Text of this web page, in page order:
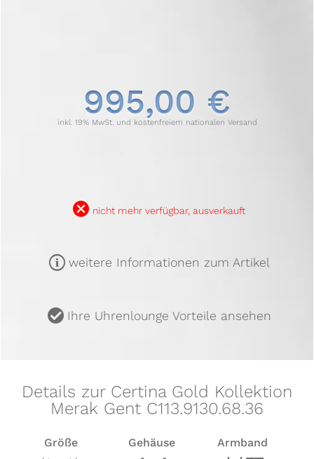
995,00 €
inkl. 19% MwSt. und kostenfreiem nationalen Versand
B nicht mehr verfügbar, ausverkauft
m weitere Informationen zum Artikel
u Ihre Uhrenlounge Vorteile ansehen
Details zur Certina Gold Kollektion
Merak Gent C113.9130.68.36
Größe Gehäuse Armband